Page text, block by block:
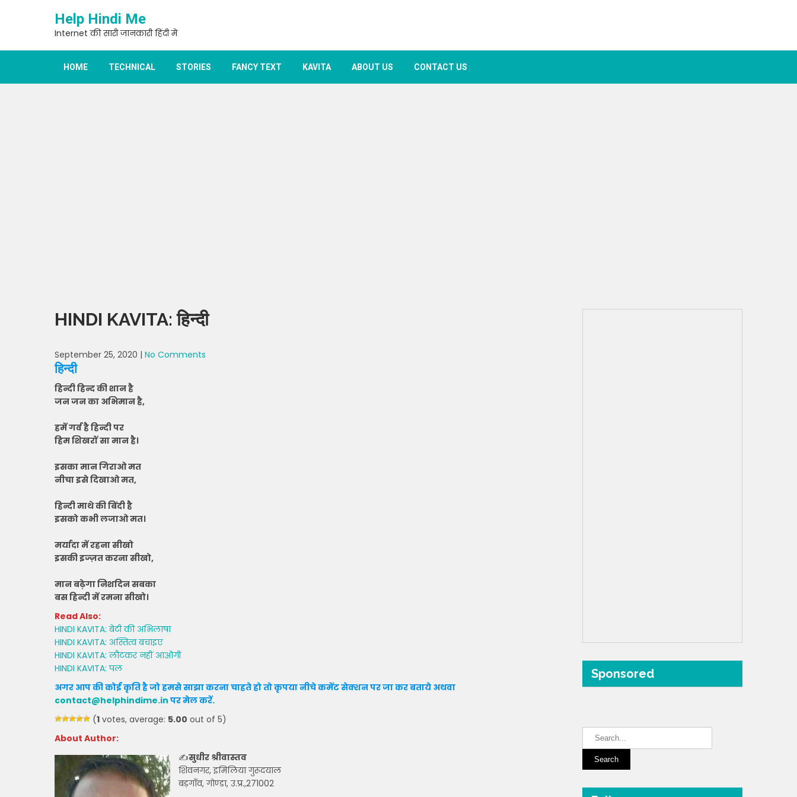
Help Hindi Me
Internet की सारी जानकारी हिंदी में
HOME TECHNICAL STORIES FANCY TEXT KAVITA ABOUT US CONTACT US
HINDI KAVITA: हिन्दी
September 25, 2020 | No Comments
हिन्दी
हिन्दी हिन्द की शान है
जन जन का अभिमान है,
हमें गर्व है हिन्दी पर
हिम शिखरों सा मान है।
इसका मान गिराओ मत
नीचा इसे दिखाओ मत,
हिन्दी माथे की बिंदी है
इसको कभी लजाओ मत।
मर्यादा में रहना सीखो
इसकी इज्ज़त करना सीखो,
मान बढ़ेगा निशदिन सबका
बस हिन्दी में रमना सीखो।
Read Also:
HINDI KAVITA: बेटी की अभिलाषा
HINDI KAVITA: अस्तित्व बचाइए
HINDI KAVITA: लौटकर नहीं आओगी
HINDI KAVITA: पल
अगर आप की कोई कृति है जो हमसे साझा करना चाहते हो तो कृपया नीचे कमेंट सेक्शन पर जा कर बताये अथवा
contact@helphindime.in पर मेल करें.
(1 votes, average: 5.00 out of 5)
About Author:
✍सुधीर श्रीवास्तव
शिवनगर, इमिलिया गुरूदयाल
बड़गाँव, गोण्डा, उ.प्र.,271002
Sponsored